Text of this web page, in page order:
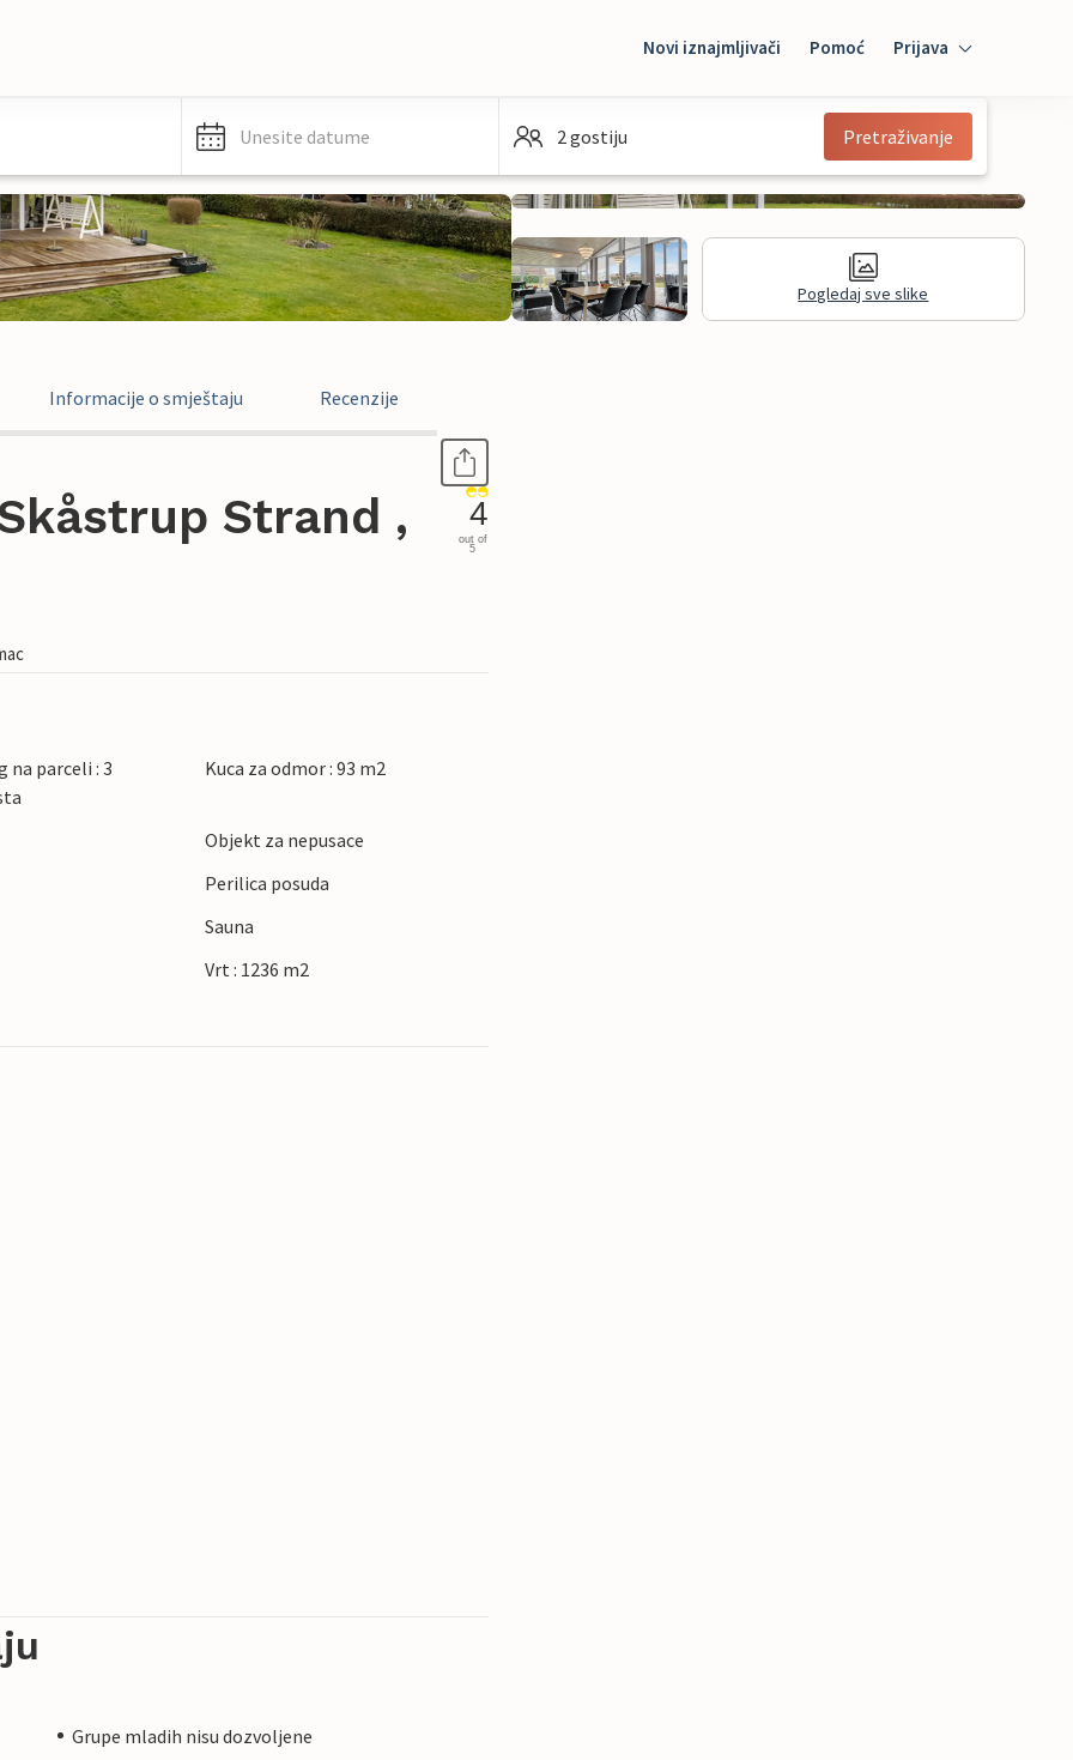
Novi iznajmljivači Pomoć Prijava
Mybooking
Unesite datume 2 gostiju Pretraživanje
Pogledaj sve slike
Informacije o smještaju Recenzije
Strand ,
4
out of
5
na parceli : 3
Kuca za odmor : 93 m2
Objekt za nepusace
Perilica posuda
Sauna
Vrt : 1236 m2
Grupe mladih nisu dozvoljene